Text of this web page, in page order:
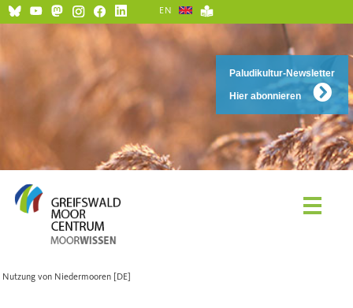
Paludikultur-Newsletter
Hier abonnieren
EN
Nutzung von Niedermooren [DE]